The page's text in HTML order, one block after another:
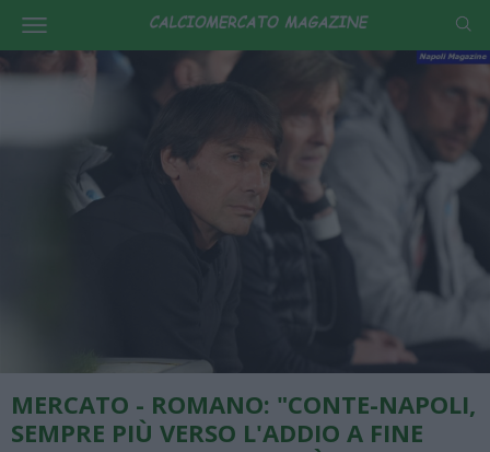
MERCATO - ROMANO: "CONTE-NAPOLI,
SEMPRE PIÙ VERSO L'ADDIO A FINE